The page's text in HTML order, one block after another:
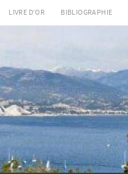
LIVRE D’OR BIBLIOGRAPHIE